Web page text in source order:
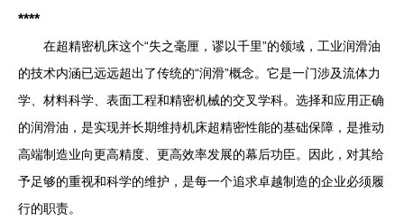
****
在超精密机床这个“失之毫厘，谬以千里”的领域，工业润滑油
的技术内涵已远远超出了传统的“润滑”概念。它是一门涉及流体力
学、材料科学、表面工程和精密机械的交叉学科。选择和应用正确
的润滑油，是实现并长期维持机床超精密性能的基础保障，是推动
高端制造业向更高精度、更高效率发展的幕后功臣。因此，对其给
予足够的重视和科学的维护，是每一个追求卓越制造的企业必须履
行的职责。